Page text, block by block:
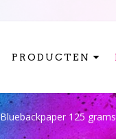
PRODUCTEN
Bluebackpaper 125